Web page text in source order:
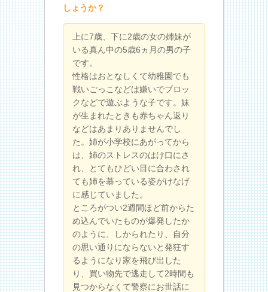
しょうか？
上に7歳、下に2歳の女の姉妹が
いる真ん中の5歳6ヵ月の男の子
です。
性格はおとなしくて幼稚園でも
戦いごっこなどは嫌いでブロッ
クなどで遊ぶような子です。妹
が生まれたときも赤ちゃん返り
などはあまりありませんでし
た。姉が小学校にあがってから
は、姉のストレスのはけ口にさ
れ、とてもひどい目に合わされ
ても姉を慕っている姿がけなげ
に感じていました。
ところがつい2週間ほど前からた
め込んでいたものが爆発したか
のように、しかられたり、自分
の思い通りにならないと発狂す
るようになり家を飛び出した
り、買い物先で逃走して2時間も
見つからなくて警察にお世話に